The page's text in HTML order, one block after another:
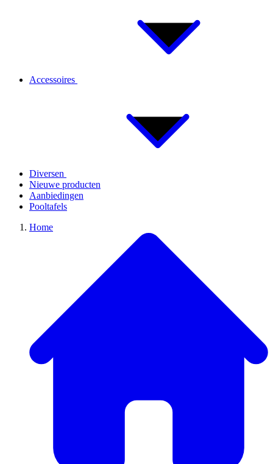
Accessoires
Diversen
Nieuwe producten
Aanbiedingen
Pooltafels
Home